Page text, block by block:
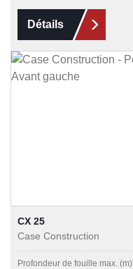
Détails
CX 25
Case Construction
Profondeur de fouille max. (m)